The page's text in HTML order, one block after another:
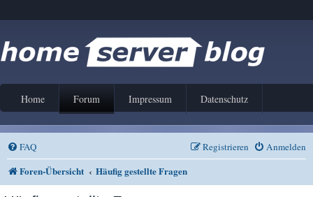
Home Forum Impressum Datenschutz
FAQ Anmelden
Registrieren
Foren-Übersicht Häufig gestellte Fragen